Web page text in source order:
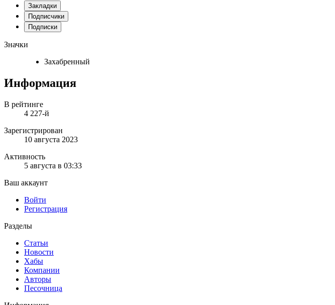
Закладки
Подписчики
Подписки
Значки
Захабренный
Информация
В рейтинге
4 227-й
Зарегистрирован
10 августа 2023
Активность
5 августа в 03:33
Ваш аккаунт
Войти
Регистрация
Разделы
Статьи
Новости
Хабы
Компании
Авторы
Песочница